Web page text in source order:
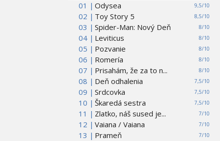
01 | 9,5/10
Odysea
02 |
8,5/10
Toy Story 5
03 |
8/10
Spider-Man: Nový Deň
04 |
8/10
Leviticus
05 |
8/10
Pozvanie
06 |
8/10
Romería
07 |
8/10
Prisahám, že za to n...
08 |
7,5/10
Deň odhalenia
09 |
7,5/10
Srdcovka
10 |
7,5/10
Škaredá sestra
11 |
7/10
Zlatko, náš sused je...
12 |
7/10
Vaiana / Vaiana
13 |
7/10
Prameň